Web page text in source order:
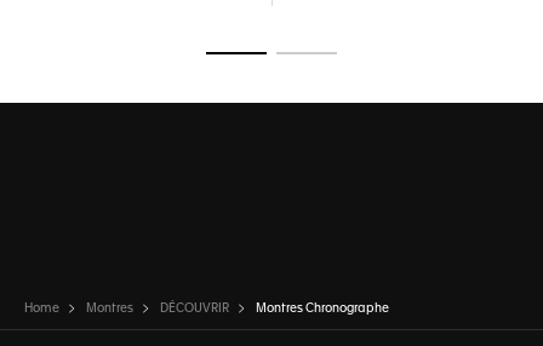
Home Montres DÉCOUVRIR Montres Chronographe